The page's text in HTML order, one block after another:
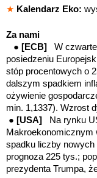
★ Kalendarz Eko:
Za nami
● [ECB] W
posiedzeniu
stóp procentowych o
dalszym spadkiem
ożywienie
min. 1,1337). Wzrost
● [USA]
Na rynku
Makroekonomicznym
spadku liczby nowych
prognoza 225 tys.;
prezydenta Trumpa,